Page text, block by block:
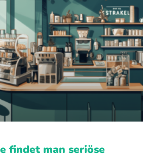
findet man seriöse